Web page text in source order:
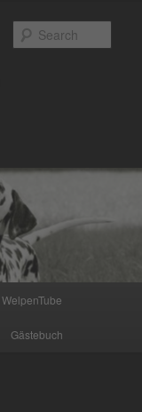
WelpenTube
Gästebuch